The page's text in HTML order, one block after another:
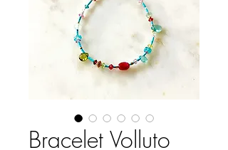
Bracelet Volluto